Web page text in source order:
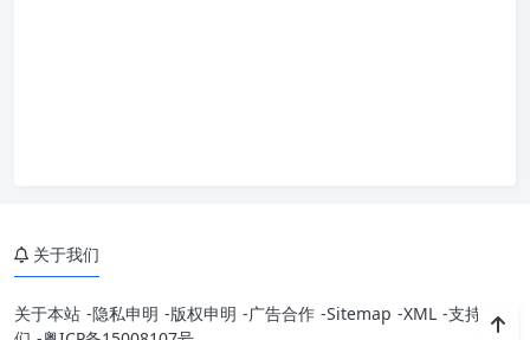
关于我们
关于本站 -隐私申明 -版权申明 -广告合作 -Sitemap -XML -支持我